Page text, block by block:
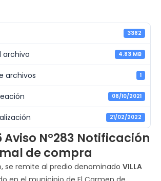
3382
archivo 4.83 MB
archivos 1
08/10/2021
21/02/2022
Aviso N°283 Notificación
de compra
se remite al predio denominado VILLA